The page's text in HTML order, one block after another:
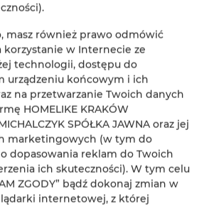
Apartments #1
masz również prawo odmówić
korzystanie w Internecie ze
technologii, dostępu do
urządzeniu końcowym i ich
na przetwarzanie Twoich danych
HOMELIKE KRAKÓW
SPÓŁKA JAWNA oraz jej
marketingowych (w tym do
dopasowania reklam do Twoich
ich skuteczności). W tym celu
ZGODY” bądź dokonaj zmian w
internetowej, z której